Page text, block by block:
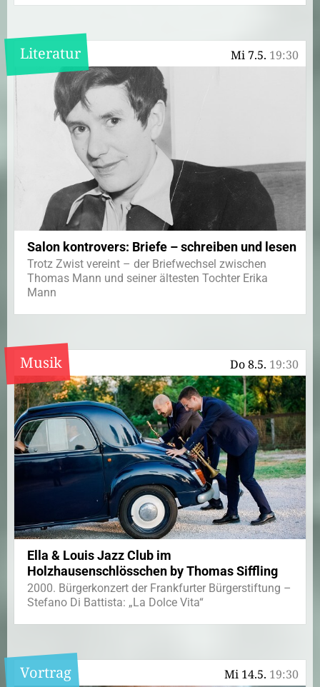
Mi 7.5. 19:30
Literatur
Salon kontrovers: Briefe – schreiben und lesen
Trotz Zwist vereint – der Briefwechsel zwischen
Thomas Mann und seiner ältesten Tochter Erika
Mann
Do 8.5. 19:30
Musik
Ella & Louis Jazz Club im
Holzhausenschlösschen by Thomas Siffling
2000. Bürgerkonzert der Frankfurter Bürgerstiftung –
Stefano Di Battista: „La Dolce Vita“
Mi 14.5. 19:30
Vortrag